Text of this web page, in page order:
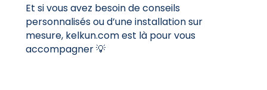
Et si vous avez besoin de conseils
personnalisés ou d’une installation sur
mesure, kelkun.com est là pour vous
accompagner 💡